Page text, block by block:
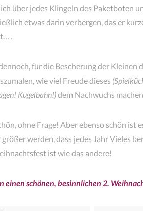
über jedes Klingeln des Paketboten
etwas darin verbergen, das er
.
für die Bescherung der Kleinen
wie viel Freude dieses
Kugelbahn!)dem Nachwuchs
ohne Frage! Aber ebenso schön ist
werden, dass jedes Jahr Vieles
ist wie das andere!
einen schönen, besinnlichen 2.